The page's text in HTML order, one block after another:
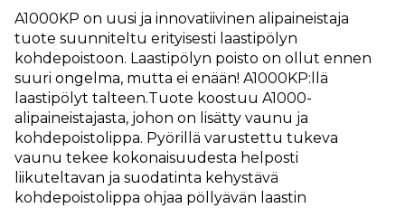
A1000KP on uusi ja innovatiivinen alipaineistaja
tuote suunniteltu erityisesti laastipölyn
kohdepoistoon. Laastipölyn poisto on ollut ennen
suuri ongelma, mutta ei enään! A1000KP:llä
laastipölyt talteen.Tuote koostuu A1000-
alipaineistajasta, johon on lisätty vaunu ja
kohdepoistolippa. Pyörillä varustettu tukeva
vaunu tekee kokonaisuudesta helposti
liikuteltavan ja suodatinta kehystävä
kohdepoistolippa ohjaa pöllyävän laastin